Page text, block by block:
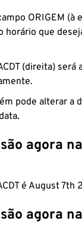
ORIGEM (à
horário que
(direita) será
pode alterar a
agora
é August 7th
agora na